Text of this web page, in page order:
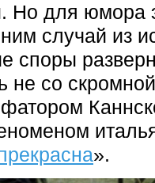
Но для юмора
случай из
споры
не со
».